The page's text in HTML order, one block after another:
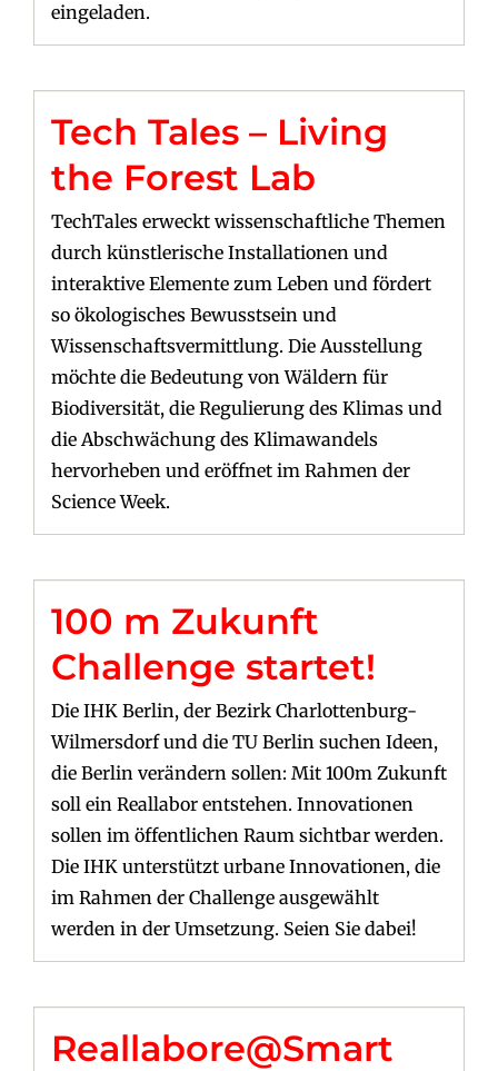
eingeladen.
Tech Tales – Living
the Forest Lab
TechTales erweckt wissenschaftliche Themen
durch künstlerische Installationen und
interaktive Elemente zum Leben und fördert
so ökologisches Bewusstsein und
Wissenschaftsvermittlung. Die Ausstellung
möchte die Bedeutung von Wäldern für
Biodiversität, die Regulierung des Klimas und
die Abschwächung des Klimawandels
hervorheben und eröffnet im Rahmen der
Science Week.
100 m Zukunft
Challenge startet!
Die IHK Berlin, der Bezirk Charlottenburg-
Wilmersdorf und die TU Berlin suchen Ideen,
die Berlin verändern sollen: Mit 100m Zukunft
soll ein Reallabor entstehen. Innovationen
sollen im öffentlichen Raum sichtbar werden.
Die IHK unterstützt urbane Innovationen, die
im Rahmen der Challenge ausgewählt
werden in der Umsetzung. Seien Sie dabei!
Reallabore@Smart